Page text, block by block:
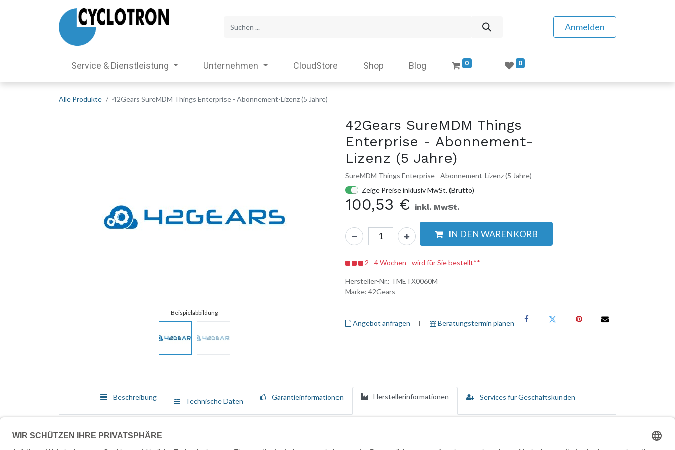
Anmelden
Service & Dienstleistung Unternehmen CloudStore Shop Blog 0 0
Alle Produkte 42Gears SureMDM Things Enterprise - Abonnement-Lizenz (5 Jahre)
42Gears SureMDM Things
Enterprise - Abonnement-
Lizenz (5 Jahre)
SureMDM Things Enterprise - Abonnement-Lizenz (5 Jahre)
Zeige Preise inklusiv MwSt. (Brutto)
100,53 € inkl. MwSt.
IN DEN WARENKORB
2 - 4 Wochen - wird für Sie bestellt**
Hersteller-Nr.: TMETX0060M
Marke: 42Gears
Angebot anfragen I ​ Beratungstermin planen
Beschreibung Technische Daten Garantieinformationen Herstellerinformationen Services für Geschäftskunden